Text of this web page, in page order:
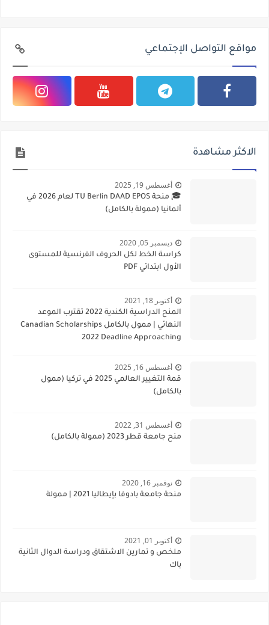
مواقع التواصل الإجتماعي
الاكثر مشاهدة
أغسطس 19, 2025
🎓 منحة TU Berlin DAAD EPOS لعام 2026 في
ألمانيا (ممولة بالكامل)
ديسمبر 05, 2020
كراسة الخط لكل الحروف الفرنسية للمستوى
الأول ابتدائي PDF
أكتوبر 18, 2021
المنح الدراسية الكندية 2022 تقترب الموعد
النهائي | ممول بالكامل Canadian Scholarships
2022 Deadline Approaching
أغسطس 16, 2025
قمة التغيير العالمي 2025 في تركيا (ممول
بالكامل)
أغسطس 31, 2022
منح جامعة قطر 2023 (ممولة بالكامل)
نوفمبر 16, 2020
منحة جامعة بادوفا بإيطاليا 2021 | ممولة
أكتوبر 01, 2021
ملخص و تمارين الاشتقاق ودراسة الدوال الثانية
باك